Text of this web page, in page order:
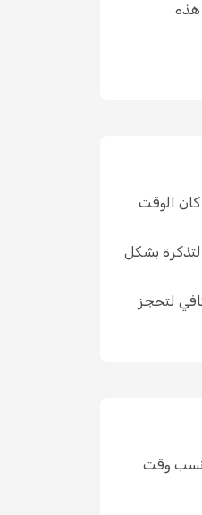
هذه
الوقت
بشكل
لتحجز
أنسب وقت